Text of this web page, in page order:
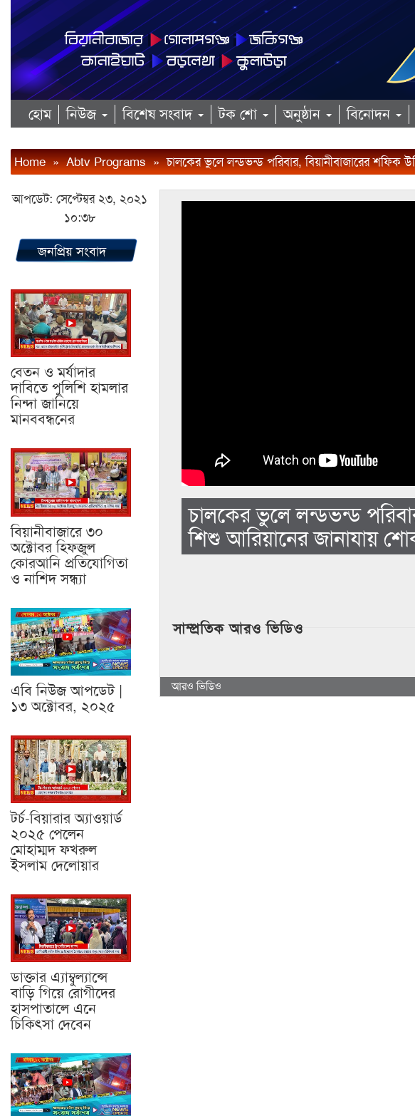
হোম নিউজ বিশেষ সংবাদ টক শো অনুষ্ঠান বিনোদন
Home » Abtv Programs » চালকের ভুলে লন্ডভন্ড পরিবার, বিয়ানীবাজারের শফিক
আপডেট: সেপ্টেম্বর ২৩, ২০২১
১০:৩৮
জনপ্রিয় সংবাদ
বেতন ও মর্যাদার
দাবিতে পুলিশি হামলার
নিন্দা জানিয়ে
মানববন্ধনের
বিয়ানীবাজারে ৩০
অক্টোবর হিফজুল
কোরআনি প্রতিযোগিতা
ও নাশিদ সন্ধ্যা
এবি নিউজ আপডেট |
১৩ অক্টোবর, ২০২৫
টর্চ-বিয়ারার অ্যাওয়ার্ড
২০২৫ পেলেন
মোহাম্মদ ফখরুল
ইসলাম দেলোয়ার
ডাক্তার এ্যাম্বুল্যান্সে
বাড়ি গিয়ে রোগীদের
হাসপাতালে এনে
চিকিৎসা দেবেন
চালকের ভুলে লন্ডভন্ড
শিশু আরিয়ানের জানাযায়
সাম্প্রতিক আরও ভিডিও
আরও ভিডিও